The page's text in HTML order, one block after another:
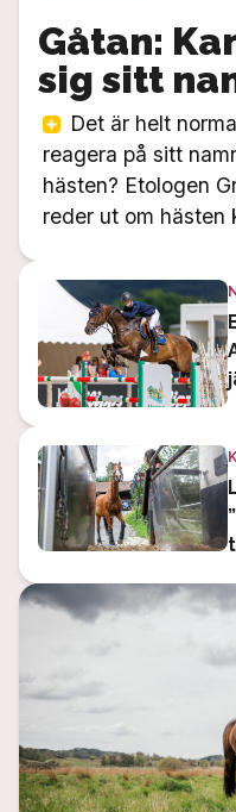
Gåtan:
sig sitt
Det är helt
reagera på sitt
hästen? Etologen
reder ut om hästen